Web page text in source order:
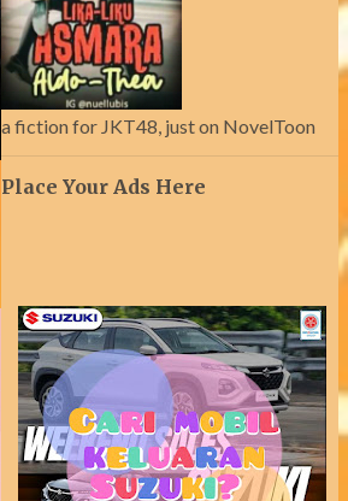
a fiction for JKT48, just on NovelToon
Place Your Ads Here